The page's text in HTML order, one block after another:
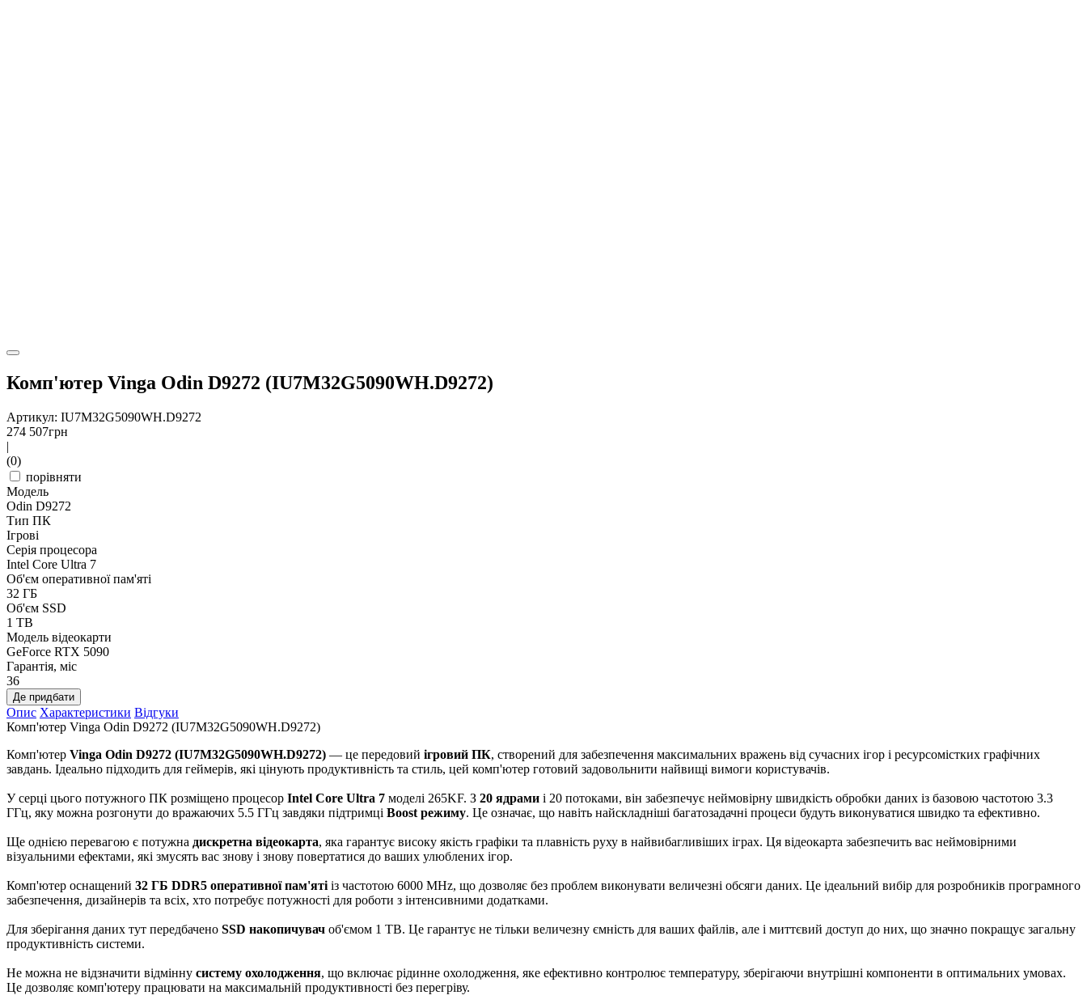
Комп'ютер Vinga Odin D9272 (IU7M32G5090WH.D9272)
Артикул: IU7M32G5090WH.D9272
274 507грн
|
(0)
порівняти
Модель
Odin D9272
Тип ПК
Ігрові
Серія процесора
Intel Core Ultra 7
Об'єм оперативної пам'яті
32 ГБ
Об'єм SSD
1 TB
Модель відеокарти
GeForce RTX 5090
Гарантія, міс
36
Де придбати
Опис Характеристики Відгуки
Комп'ютер Vinga Odin D9272 (IU7M32G5090WH.D9272)
Комп'ютер Vinga Odin D9272 (IU7M32G5090WH.D9272) — це передовий ігровий ПК, створений для забезпечення максимальних вражень від сучасних ігор і ресурсомістких графічних
завдань. Ідеально підходить для геймерів, які цінують продуктивність та стиль, цей комп'ютер готовий задовольнити найвищі вимоги користувачів.
У серці цього потужного ПК розміщено процесор Intel Core Ultra 7 моделі 265KF. З 20 ядрами і 20 потоками, він забезпечує неймовірну швидкість обробки даних із базовою частотою 3.3
ГГц, яку можна розгонути до вражаючих 5.5 ГГц завдяки підтримці Boost режиму. Це означає, що навіть найскладніші багатозадачні процеси будуть виконуватися швидко та ефективно.
Ще однією перевагою є потужна дискретна відеокарта, яка гарантує високу якість графіки та плавність руху в найвибагливіших іграх. Ця відеокарта забезпечить вас неймовірними
візуальними ефектами, які змусять вас знову і знову повертатися до ваших улюблених ігор.
Комп'ютер оснащений 32 ГБ DDR5 оперативної пам'яті із частотою 6000 MHz, що дозволяє без проблем виконувати величезні обсяги даних. Це ідеальний вибір для розробників програмного
забезпечення, дизайнерів та всіх, хто потребує потужності для роботи з інтенсивними додатками.
Для зберігання даних тут передбачено SSD накопичувач об'ємом 1 TB. Це гарантує не тільки величезну ємність для ваших файлів, але і миттєвий доступ до них, що значно покращує загальну
продуктивність системи.
Не можна не відзначити відмінну систему охолодження, що включає рідинне охолодження, яке ефективно контролює температуру, зберігаючи внутрішні компоненти в оптимальних умовах.
Це дозволяє комп'ютеру працювати на максимальній продуктивності без перегріву.